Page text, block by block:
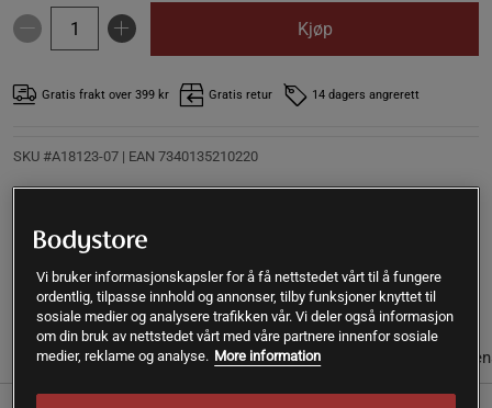
Kjøp
Gratis frakt over 399 kr Gratis retur 14 dagers angrerett
SKU #A18123-07 | EAN 7340135210220
Brahmi Ekstrakt 500 mg 90 kapsler, er et kosttilskudd fra
bacosider.
Les mer
Informasjon Anmeldelser Næringsinformasjon &
Vi bruker informasjonskapsler for å få nettstedet vårt til å fungere
ordentlig, tilpasse innhold og annonser, tilby funksjoner knyttet til
sosiale medier og analysere trafikken vår. Vi deler også informasjon
om din bruk av nettstedet vårt med våre partnere innenfor sosiale
medier, reklame og analyse. More information